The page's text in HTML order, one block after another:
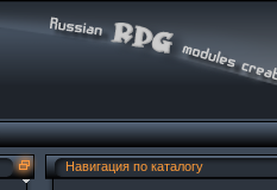
Навигация по каталогу